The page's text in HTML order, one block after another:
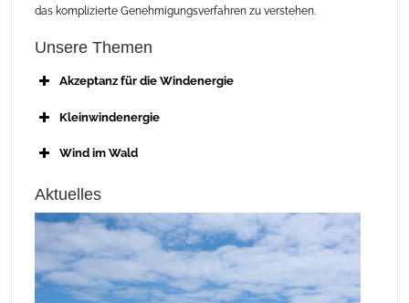
das komplizierte Genehmigungsverfahren zu verstehen.
Unsere Themen
Akzeptanz für die Windenergie
Kleinwindenergie
Wind im Wald
Aktuelles